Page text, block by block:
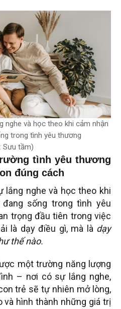
và học theo khi cảm nhận
trong tình yêu thương
Sưu tầm)
tình yêu thương
đúng cách
nghe và học theo khi
sống trong tình yêu
trọng đầu tiên trong việc
là dạy điều gì, mà là dạy
thế nào.
một trường năng lượng
– nơi có sự lắng nghe,
trẻ sẽ tự nhiên mở lòng,
và hình thành những giá trị